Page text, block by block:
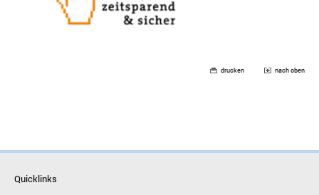
drucken nach oben
Quicklinks